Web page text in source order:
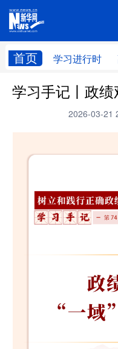
首页 学习进行时
学习进行时 高层
财经
文化 书画
访谈 视频
乡村振兴
旅游
学习手记丨政绩
2026-03-21